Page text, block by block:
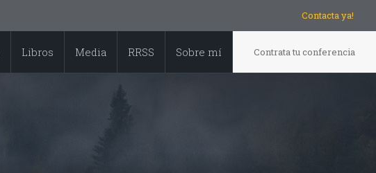
Contacta ya!
Libros Media RRSS Sobre mí Contrata tu conferencia